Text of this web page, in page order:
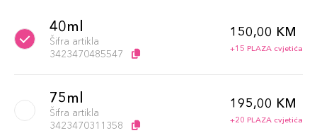
40ml
Šifra artikla
3423470485547
150,00 KM
+15 PLAZA cvjetića
75ml
Šifra artikla
3423470311358
195,00 KM
+20 PLAZA cvjetića